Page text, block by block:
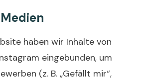
haben wir Inhalte von
eingebunden, um
(z. B. „Gefällt mir“,